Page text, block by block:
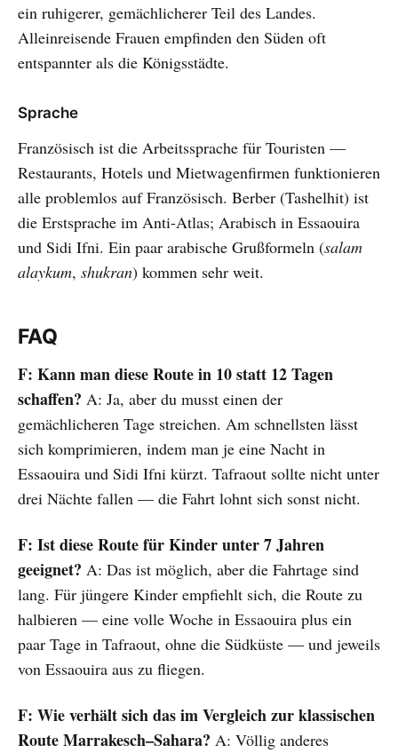
ein ruhigerer, gemächlicherer Teil des Landes.
Alleinreisende Frauen empfinden den Süden oft
entspannter als die Königsstädte.
Sprache
Französisch ist die Arbeitssprache für Touristen —
Restaurants, Hotels und Mietwagenfirmen funktionieren
alle problemlos auf Französisch. Berber (Tashelhit) ist
die Erstsprache im Anti-Atlas; Arabisch in Essaouira
und Sidi Ifni. Ein paar arabische Grußformeln (salam
alaykum, shukran) kommen sehr weit.
FAQ
F: Kann man diese Route in 10 statt 12 Tagen
schaffen? A: Ja, aber du musst einen der
gemächlicheren Tage streichen. Am schnellsten lässt
sich komprimieren, indem man je eine Nacht in
Essaouira und Sidi Ifni kürzt. Tafraout sollte nicht unter
drei Nächte fallen — die Fahrt lohnt sich sonst nicht.
F: Ist diese Route für Kinder unter 7 Jahren
geeignet? A: Das ist möglich, aber die Fahrtage sind
lang. Für jüngere Kinder empfiehlt sich, die Route zu
halbieren — eine volle Woche in Essaouira plus ein
paar Tage in Tafraout, ohne die Südküste — und jeweils
von Essaouira aus zu fliegen.
F: Wie verhält sich das im Vergleich zur klassischen
Route Marrakesch–Sahara? A: Völlig anderes